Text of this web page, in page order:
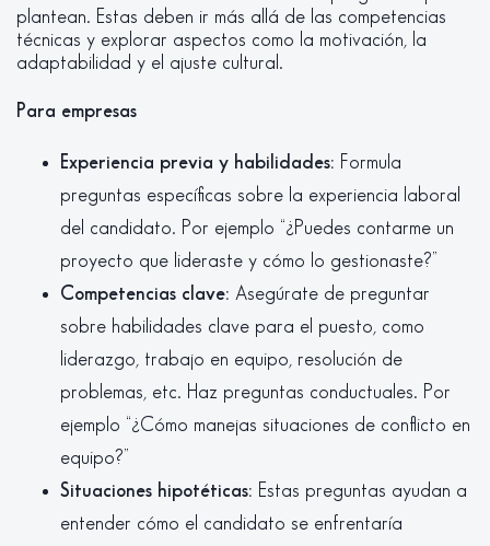
plantean. Estas deben ir más allá de las competencias
técnicas y explorar aspectos como la motivación, la
adaptabilidad y el ajuste cultural.
Para empresas
Experiencia previa y habilidades: Formula
preguntas específicas sobre la experiencia laboral
del candidato. Por ejemplo “¿Puedes contarme un
proyecto que lideraste y cómo lo gestionaste?”
Competencias clave: Asegúrate de preguntar
sobre habilidades clave para el puesto, como
liderazgo, trabajo en equipo, resolución de
problemas, etc. Haz preguntas conductuales. Por
ejemplo “¿Cómo manejas situaciones de conflicto en
equipo?”
Situaciones hipotéticas: Estas preguntas ayudan a
entender cómo el candidato se enfrentaría